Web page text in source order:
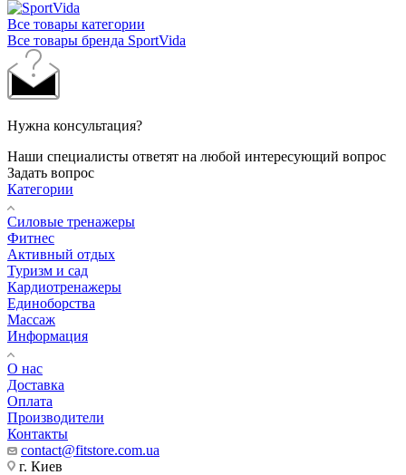
Все товары категории
Все товары бренда SportVida
Нужна консультация?
Наши специалисты ответят на любой интересующий вопрос
Задать вопрос
Категории
Силовые тренажеры
Фитнес
Активный отдых
Туризм и сад
Кардиотренажеры
Единоборства
Массаж
Информация
О нас
Доставка
Оплата
Производители
Контакты
contact@fitstore.com.ua
г. Киев